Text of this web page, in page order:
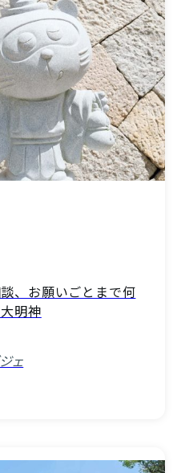
、お願いごとまで何
明神
ェ